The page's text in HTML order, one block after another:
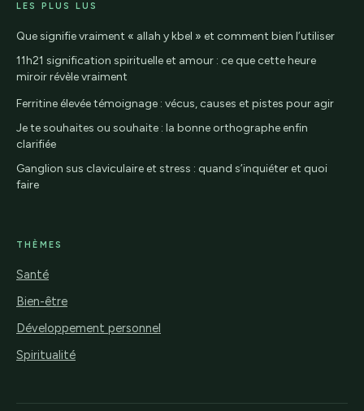
LES PLUS LUS
Que signifie vraiment « allah y kbel » et comment bien l’utiliser
11h21 signification spirituelle et amour : ce que cette heure
miroir révèle vraiment
Ferritine élevée témoignage : vécus, causes et pistes pour agir
Je te souhaites ou souhaite : la bonne orthographe enfin
clarifiée
Ganglion sus claviculaire et stress : quand s’inquiéter et quoi
faire
THÈMES
Santé
Bien-être
Développement personnel
Spiritualité